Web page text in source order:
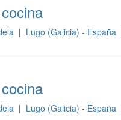
| Lugo (Galicia) - España
| Lugo (Galicia) - España